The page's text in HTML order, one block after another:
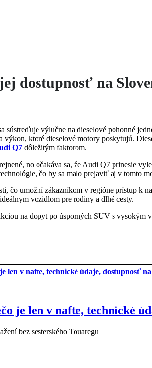
dostupnosť na
sústreďuje výlučne na dieselové pohonné
ktoré dieselové motory poskytujú.
Q7 dôležitým faktorom.
no očakáva sa, že Audi Q7 prinesie
čo by sa malo prejaviť aj v tomto
čo umožní zákazníkom v regióne prístup k
vozidlom pre rodiny a dlhé cesty.
na dopyt po úsporných SUV s
je len v nafte, technické
bez sesterského Touaregu